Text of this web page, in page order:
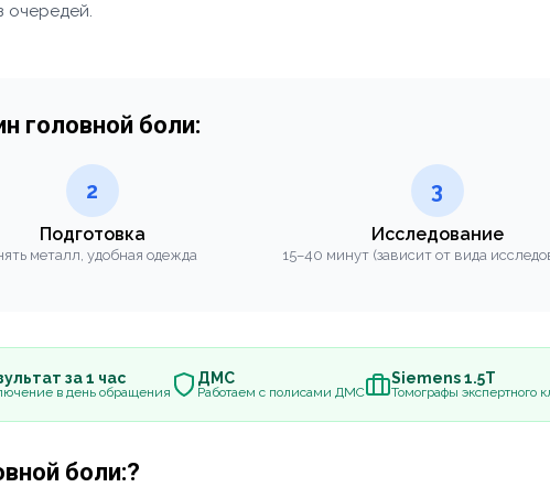
очередей.
головной боли:
2
Подготовка
металл, удобная одежда
3
Исследование
15–40 минут (зависит от вида
за 1 час
в день обращения
ДМС
Работаем с полисами ДМС
Siemens 1.5Т
Томографы экспертного
боли:?